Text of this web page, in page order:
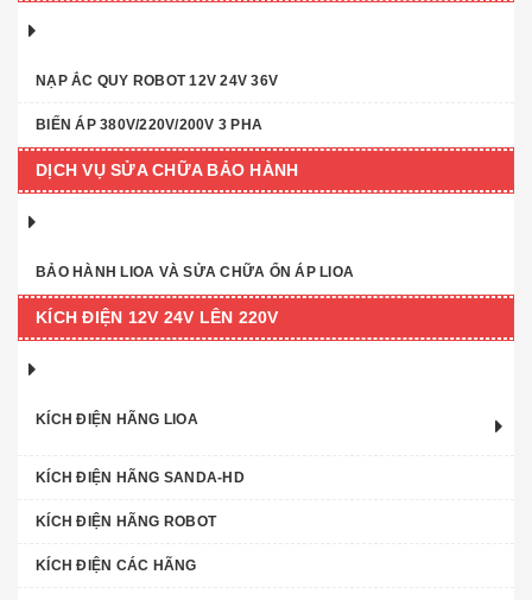
NẠP ẮC QUY ROBOT 12V 24V 36V
BIẾN ÁP 380V/220V/200V 3 PHA
DỊCH VỤ SỬA CHỮA BẢO HÀNH
BẢO HÀNH LIOA VÀ SỬA CHỮA ỔN ÁP LIOA
KÍCH ĐIỆN 12V 24V LÊN 220V
KÍCH ĐIỆN HÃNG LIOA
KÍCH ĐIỆN HÃNG SANDA-HD
KÍCH ĐIỆN HÃNG ROBOT
KÍCH ĐIỆN CÁC HÃNG